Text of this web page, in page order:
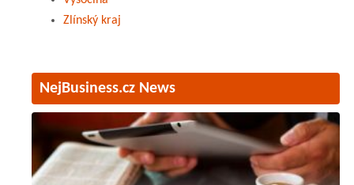
Zlínský kraj
NejBusiness.cz News